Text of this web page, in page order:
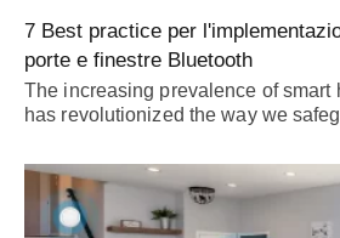
7 Best practice per
porte e finestre Bluetooth
The increasing prevalence of smart
has revolutionized the way we